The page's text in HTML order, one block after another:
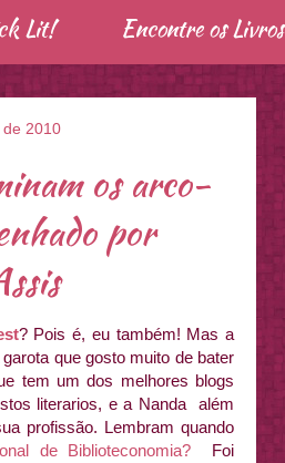
Lit! Encontre os Livros
2010
os arco-
por
? Pois é, eu também! Mas a
que gosto muito de bater
tem um dos melhores blogs
literarios, e a Nanda além
profissão. Lembram quando
de Biblioteconomia? Foi